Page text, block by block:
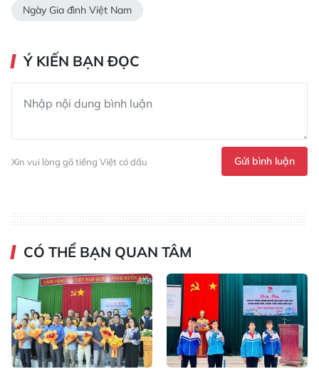
Ngày Gia đình Việt Nam
Ý KIẾN BẠN ĐỌC
Xin vui lòng gõ tiếng Việt có dấu Gửi bình luận
CÓ THỂ BẠN QUAN TÂM